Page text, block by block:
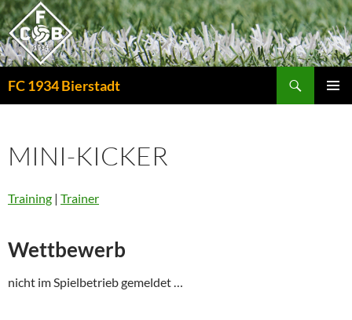
Zum
Inhalt
springen
FC 1934 Bierstadt
MINI-KICKER
Training | Trainer
Wettbewerb
nicht im Spielbetrieb gemeldet …